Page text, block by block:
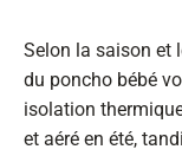
Selon la saison et
du poncho bébé
isolation
et aéré en été,